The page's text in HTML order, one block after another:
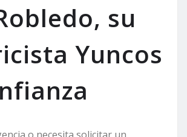
su
Yuncos